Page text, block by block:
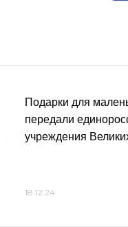
Подарки для
передали
учреждения
18.12.24